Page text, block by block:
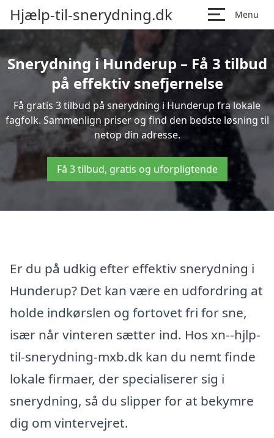
Hjælp-til-snerydning.dk Menu
Snerydning i Hunderup – Få 3 tilbud
på effektiv snefjernelse
Få gratis 3 tilbud på snerydning i Hunderup fra lokale
fagfolk. Sammenlign priser og find den bedste løsning til
netop din adresse.
Få 3 tilbud, gratis og uforpligtende
Er du på udkig efter effektiv snerydning i
Hunderup? Det kan være en udfordring at
holde indkørslen og fortovet fri for sne,
især når vinteren sætter ind. Hos xn--hjlp-
til-snerydning-mxb.dk kan du nemt finde
lokale firmaer, der specialiserer sig i
snerydning, så du slipper for at bekymre
dig om vintervejret.